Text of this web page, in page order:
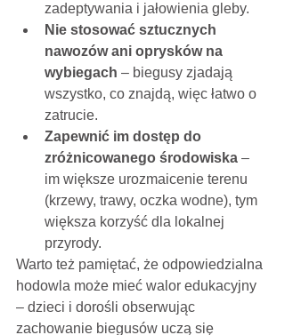
zadeptywania i jałowienia gleby.
Nie stosować sztucznych
nawozów ani oprysków na
wybiegach – biegusy zjadają
wszystko, co znajdą, więc łatwo o
zatrucie.
Zapewnić im dostęp do
zróżnicowanego środowiska –
im większe urozmaicenie terenu
(krzewy, trawy, oczka wodne), tym
większa korzyść dla lokalnej
przyrody.
Warto też pamiętać, że odpowiedzialna
hodowla może mieć walor edukacyjny
– dzieci i dorośli obserwując
zachowanie biegusów uczą się